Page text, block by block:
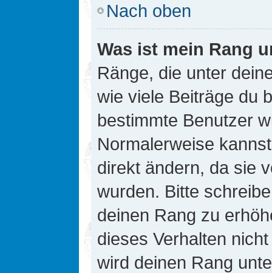
Nach oben
Was ist mein Rang
Ränge, die unter
wie viele Beiträge du
bestimmte Benutzer
Normalerweise
direkt ändern, da sie
wurden. Bitte
deinen Rang zu
dieses Verhalten
wird deinen Rang